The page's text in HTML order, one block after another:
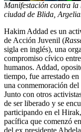
Manifestación contra la
ciudad de Blida,
Hakim Addad es un
de Acción Juvenil (
sigla en inglés), una
compromiso cívico
humanos. Addad,
tiempo, fue arrestado
una conmemoración
Junto con otros
de ser liberado y se
participando en el
pacífica que comenzó
del ex presidente